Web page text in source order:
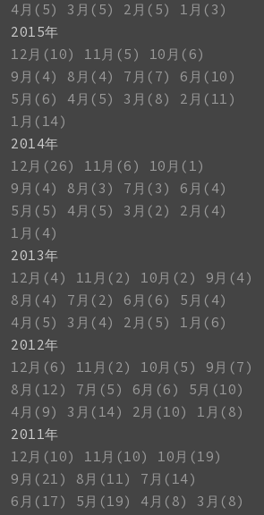
4月(5)
3月(5) 2月(5)
1月(3)
2015年
12月(10)
11月(5)
10月(6)
9月(4)
8月(4) 7月(7)
6月(10)
5月(6)
4月(5) 3月(8)
2月(11)
1月(14)
2014年
12月(26)
11月(6)
10月(1)
9月(4)
8月(3) 7月(3)
6月(4)
5月(5)
4月(5) 3月(2)
2月(4)
1月(4)
2013年
12月(4)
11月(2) 10月(2)
9月(4)
8月(4)
7月(2) 6月(6)
5月(4)
4月(5)
3月(4) 2月(5)
1月(6)
2012年
12月(6)
11月(2) 10月(5)
9月(7)
8月(12)
7月(5) 6月(6)
5月(10)
4月(9)
3月(14) 2月(10)
1月(8)
2011年
12月(10)
11月(10)
10月(19)
9月(21)
8月(11)
7月(14)
6月(17)
5月(19) 4月(8)
3月(8)